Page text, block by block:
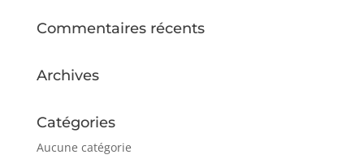
Commentaires récents
Archives
Catégories
Aucune catégorie